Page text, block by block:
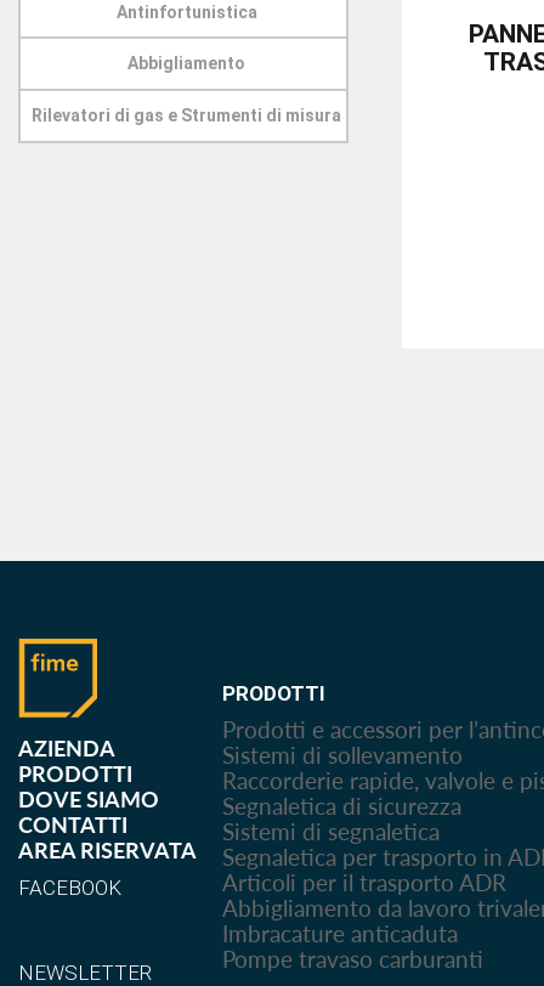
Antinfortunistica
Abbigliamento
Rilevatori di gas e Strumenti di misura
AZIENDA
PRODOTTI
DOVE SIAMO
CONTATTI
AREA RISERVATA
FACEBOOK
NEWSLETTER
PRODOTTI
Prodotti e accessori per
Sistemi di sollevamento
Raccorderie rapide, valvole e
Segnaletica di sicurezza
Sistemi di segnaletica
Segnaletica per trasporto in
Articoli per il trasporto ADR
Abbigliamento da lavoro
Imbracature anticaduta
Pompe travaso carburanti